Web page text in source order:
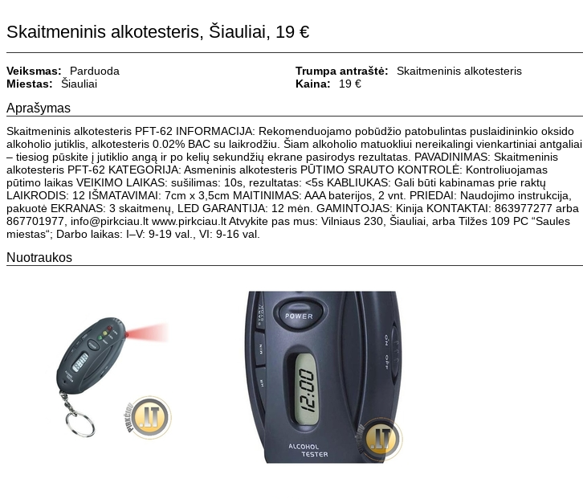
Skaitmeninis alkotesteris, Šiauliai, 19 €
Veiksmas: Parduoda Trumpa antraštė:
Skaitmeninis alkotesteris
Miestas:
Šiauliai Kaina: 19 €
Aprašymas
Skaitmeninis alkotesteris PFT-62 INFORMACIJA: Rekomenduojamo pobūdžio patobulintas puslaidininkio oksido
alkoholio jutiklis, alkotesteris 0.02% BAC su laikrodžiu. Šiam alkoholio matuokliui nereikalingi vienkartiniai antgaliai
– tiesiog pūskite į jutiklio angą ir po kelių sekundžių ekrane pasirodys rezultatas. PAVADINIMAS: Skaitmeninis
alkotesteris PFT-62 KATEGORIJA: Asmeninis alkotesteris PŪTIMO SRAUTO KONTROLĖ: Kontroliuojamas
pūtimo laikas VEIKIMO LAIKAS: sušilimas: 10s, rezultatas: <5s KABLIUKAS: Gali būti kabinamas prie raktų
LAIKRODIS: 12 IŠMATAVIMAI: 7cm x 3,5cm MAITINIMAS: AAA baterijos, 2 vnt. PRIEDAI: Naudojimo instrukcija,
pakuotė EKRANAS: 3 skaitmenų, LED GARANTIJA: 12 mėn. GAMINTOJAS: Kinija KONTAKTAI: 863977277 arba
867701977, info@pirkciau.lt www.pirkciau.lt Atvykite pas mus: Vilniaus 230, Šiauliai, arba Tilžes 109 PC “Saules
miestas“; Darbo laikas: I–V: 9-19 val., VI: 9-16 val.
Nuotraukos